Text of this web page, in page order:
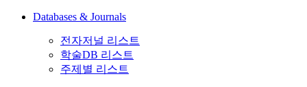
Databases & Journals
전자저널 리스트
학술DB 리스트
주제별 리스트